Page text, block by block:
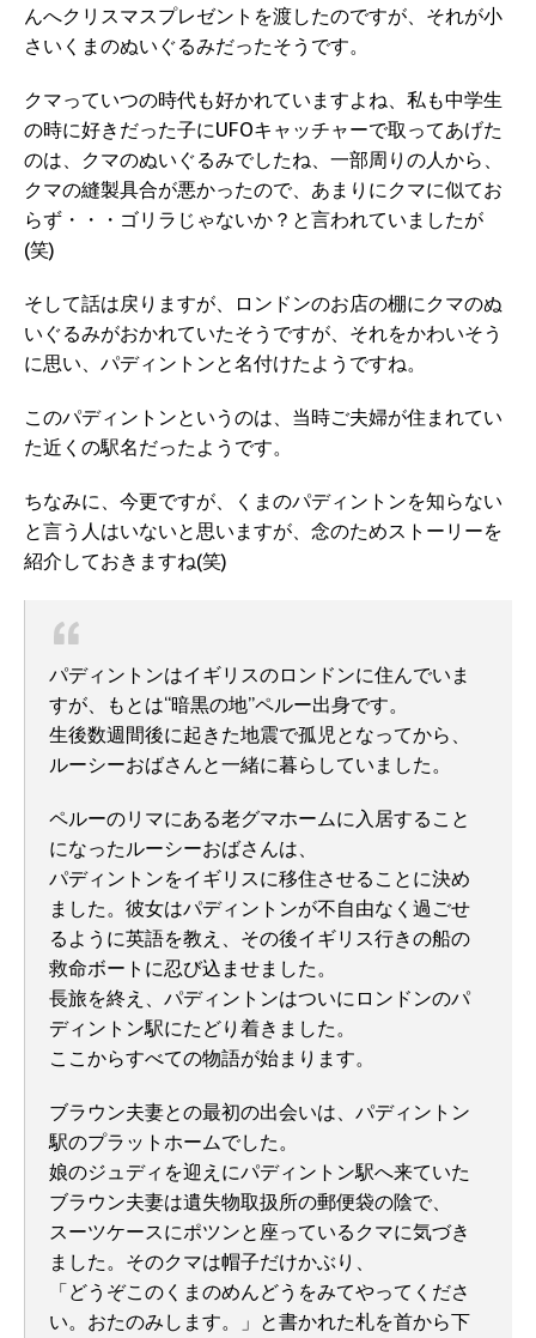
んへクリスマスプレゼントを渡したのですが、それが小
さいくまのぬいぐるみだったそうです。
クマっていつの時代も好かれていますよね、私も中学生
の時に好きだった子にUFOキャッチャーで取ってあげた
のは、クマのぬいぐるみでしたね、一部周りの人から、
クマの縫製具合が悪かったので、あまりにクマに似てお
らず・・・ゴリラじゃないか？と言われていましたが
(笑)
そして話は戻りますが、ロンドンのお店の棚にクマのぬ
いぐるみがおかれていたそうですが、それをかわいそう
に思い、パディントンと名付けたようですね。
このパディントンというのは、当時ご夫婦が住まれてい
た近くの駅名だったようです。
ちなみに、今更ですが、くまのパディントンを知らない
と言う人はいないと思いますが、念のためストーリーを
紹介しておきますね(笑)
パディントンはイギリスのロンドンに住んでいま
すが、もとは“暗黒の地”ペルー出身です。
生後数週間後に起きた地震で孤児となってから、
ルーシーおばさんと一緒に暮らしていました。
ペルーのリマにある老グマホームに入居すること
になったルーシーおばさんは、
パディントンをイギリスに移住させることに決め
ました。彼女はパディントンが不自由なく過ごせ
るように英語を教え、その後イギリス行きの船の
救命ボートに忍び込ませました。
長旅を終え、パディントンはついにロンドンのパ
ディントン駅にたどり着きました。
ここからすべての物語が始まります。
ブラウン夫妻との最初の出会いは、パディントン
駅のプラットホームでした。
娘のジュディを迎えにパディントン駅へ来ていた
ブラウン夫妻は遺失物取扱所の郵便袋の陰で、
スーツケースにポツンと座っているクマに気づき
ました。そのクマは帽子だけかぶり、
「どうぞこのくまのめんどうをみてやってくださ
い。おたのみします。」と書かれた札を首から下